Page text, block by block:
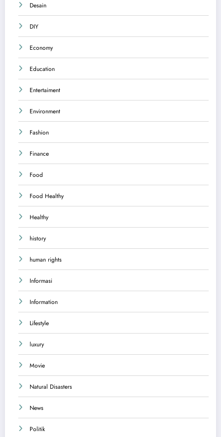
Desain
DIY
Economy
Education
Entertaiment
Environment
Fashion
Finance
Food
Food Healthy
Healthy
history
human rights
Informasi
Information
Lifestyle
luxury
Movie
Natural Disasters
News
Politik